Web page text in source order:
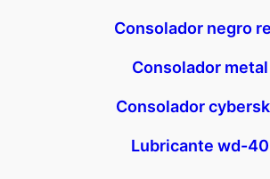
Consolador negro
Consolador metal
Consolador
Lubricante wd-40